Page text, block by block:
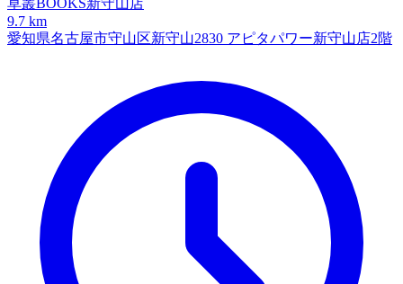
草叢BOOKS新守山店
9.7 km
愛知県名古屋市守山区新守山2830 アピタパワー新守山店2階